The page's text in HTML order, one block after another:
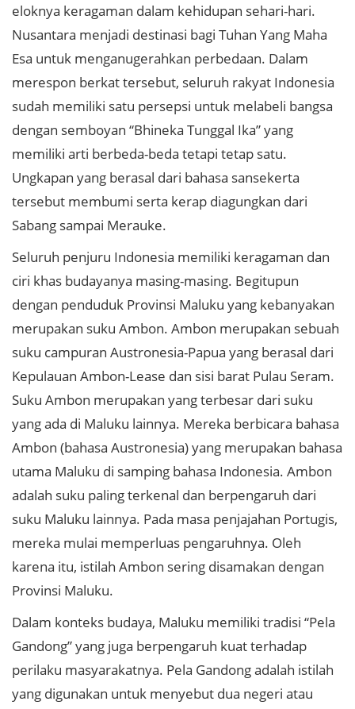
eloknya keragaman dalam kehidupan sehari-hari.
Nusantara menjadi destinasi bagi Tuhan Yang Maha
Esa untuk menganugerahkan perbedaan. Dalam
merespon berkat tersebut, seluruh rakyat Indonesia
sudah memiliki satu persepsi untuk melabeli bangsa
dengan semboyan “Bhineka Tunggal Ika” yang
memiliki arti berbeda-beda tetapi tetap satu.
Ungkapan yang berasal dari bahasa sansekerta
tersebut membumi serta kerap diagungkan dari
Sabang sampai Merauke.
Seluruh penjuru Indonesia memiliki keragaman dan
ciri khas budayanya masing-masing. Begitupun
dengan penduduk Provinsi Maluku yang kebanyakan
merupakan suku Ambon. Ambon merupakan sebuah
suku campuran Austronesia-Papua yang berasal dari
Kepulauan Ambon-Lease dan sisi barat Pulau Seram.
Suku Ambon merupakan yang terbesar dari suku
yang ada di Maluku lainnya. Mereka berbicara bahasa
Ambon (bahasa Austronesia) yang merupakan bahasa
utama Maluku di samping bahasa Indonesia. Ambon
adalah suku paling terkenal dan berpengaruh dari
suku Maluku lainnya. Pada masa penjajahan Portugis,
mereka mulai memperluas pengaruhnya. Oleh
karena itu, istilah Ambon sering disamakan dengan
Provinsi Maluku.
Dalam konteks budaya, Maluku memiliki tradisi “Pela
Gandong” yang juga berpengaruh kuat terhadap
perilaku masyarakatnya. Pela Gandong adalah istilah
yang digunakan untuk menyebut dua negeri atau